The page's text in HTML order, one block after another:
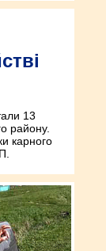
13
району.
карного